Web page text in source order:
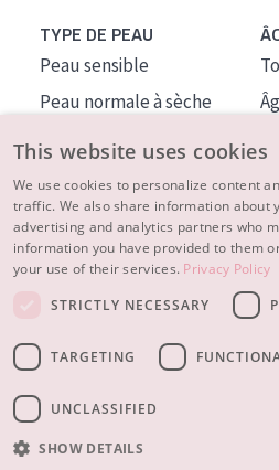
TYPE DE PEAU
Peau sensible
Peau normale à sèche
Peau mixte ou grasse
Peau mature
Peau ménopausée
À PROPOS
CONSEILS BEAUTÉ
This website uses cookies
We use cookies to personalize content
traffic. We also share information about
advertising and analytics partners who
information you have provided to them
your use of their services. Privacy Policy
STRICTLY NECESSARY
TARGETING
UNCLASSIFIED
SHOW DETAILS